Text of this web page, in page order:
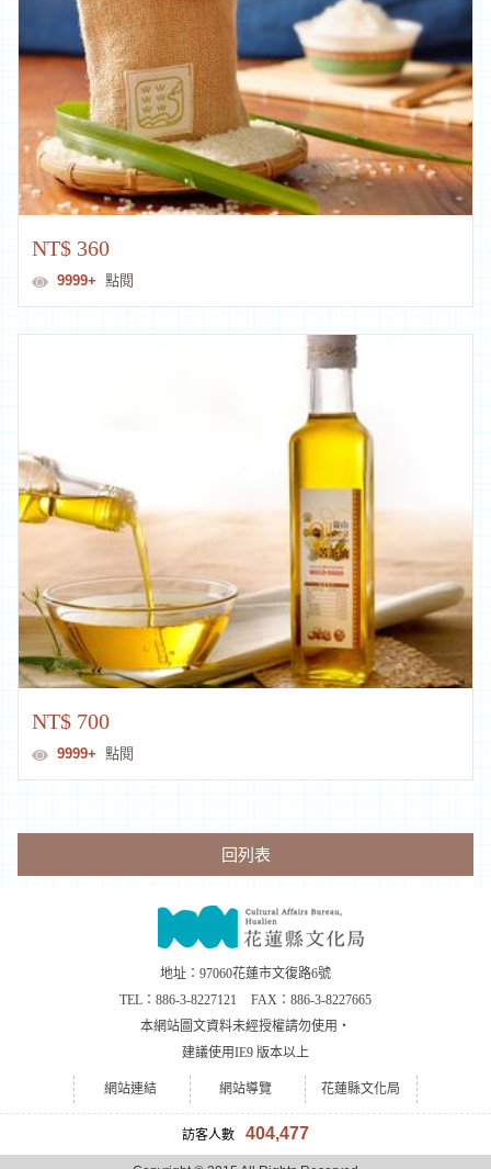
NT$ 360
9999+ 點閱
NT$ 700
9999+ 點閱
回列表
地址：97060花蓮市文復路6號
TEL： 886-3-8227121 FAX： 886-3-8227665
本網站圖文資料未經授權請勿使用‧
建議使用IE9 版本以上
網站連結 網站導覽 花蓮縣文化局
訪客人數 404,477